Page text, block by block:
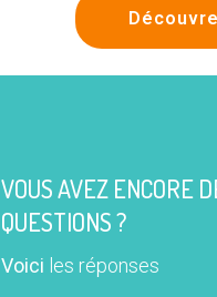
VOUS AVEZ ENCORE
QUESTIONS ?
Voici les réponses